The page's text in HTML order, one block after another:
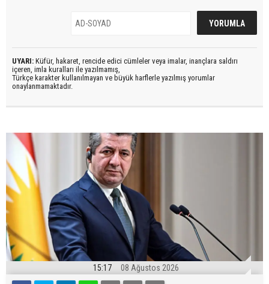
UYARI: Küfür, hakaret, rencide edici cümleler veya imalar, inançlara saldırı
içeren, imla kuralları ile yazılmamış,
Türkçe karakter kullanılmayan ve büyük harflerle yazılmış yorumlar
onaylanmamaktadır.
15:17 08 Ağustos 2026